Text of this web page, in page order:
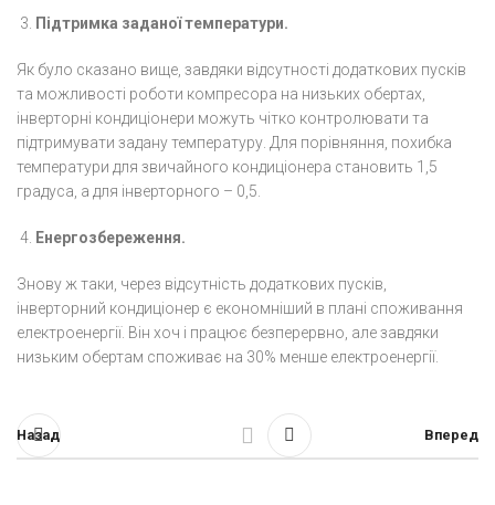
Підтримка заданої температури.
Як було сказано вище, завдяки відсутності додаткових пусків
та можливості роботи компресора на низьких обертах,
інверторні кондиціонери можуть чітко контролювати та
підтримувати задану температуру. Для порівняння, похибка
температури для звичайного кондиціонера становить 1,5
градуса, а для інверторного – 0,5.
Енергозбереження.
Знову ж таки, через відсутність додаткових пусків,
інверторний кондиціонер є економніший в плані споживання
електроенергії. Він хоч і працює безперервно, але завдяки
низьким обертам споживає на 30% менше електроенергії.
Назад Вперед